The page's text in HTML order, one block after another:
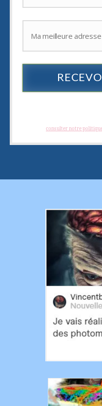
consulter notre